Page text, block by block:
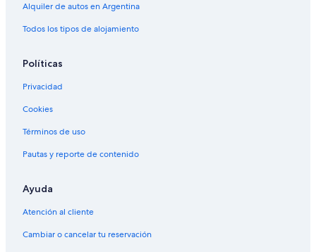
Alquiler de autos en Argentina
Todos los tipos de alojamiento
Políticas
Privacidad
Cookies
Términos de uso
Pautas y reporte de contenido
Ayuda
Atención al cliente
Cambiar o cancelar tu reservación